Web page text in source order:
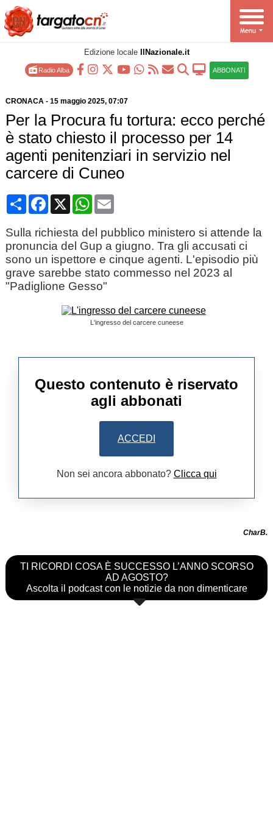
Edizione locale IlNazionale.it
Radio Alba ABBONATI
CRONACA- 15 maggio 2025, 07:07
Per la Procura fu tortura: ecco perché
è stato chiesto il processo per 14
agenti penitenziari in servizio nel
carcere di Cuneo
CondividiFacebook
X WhatsApp
Email
Sulla richiesta del pubblico ministero si attende la
pronuncia del Gup a giugno. Tra gli accusati ci
sono un ispettore e cinque agenti. L'episodio più
grave sarebbe stato commesso nel 2023 al
"Padiglione Gesso"
L'ingresso del carcere cuneese
Questo contenuto è riservato
agli abbonati
ACCEDI
Non sei ancora abbonato? Clicca qui
CharB.
TI RICORDI COSA È SUCCESSO L’ANNO SCORSO
AD AGOSTO?
Ascolta il podcast con le notizie da non dimenticare